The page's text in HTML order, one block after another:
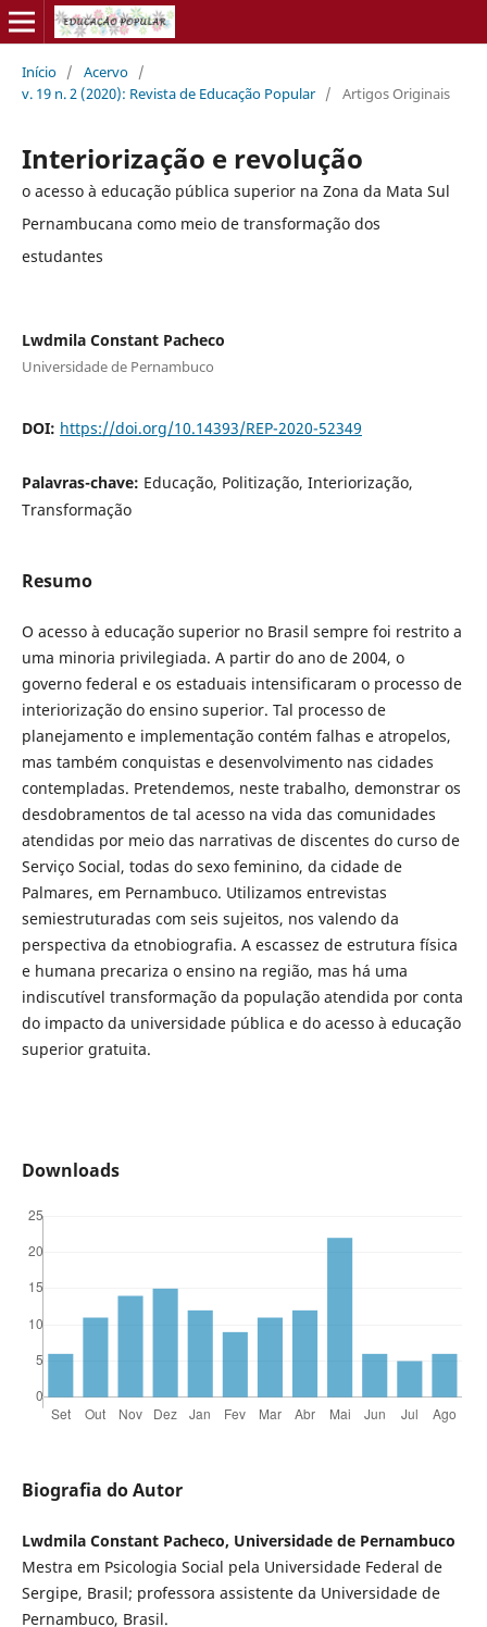
Início / Acervo /
v. 19 n. 2 (2020): Revista de Educação Popular / Artigos Originais
Interiorização e revolução
o acesso à educação pública superior na Zona da Mata Sul
Pernambucana como meio de transformação dos
estudantes
Lwdmila Constant Pacheco
Universidade de Pernambuco
DOI: https://doi.org/10.14393/REP-2020-52349
Palavras-chave: Educação, Politização, Interiorização,
Transformação
Resumo
O acesso à educação superior no Brasil sempre foi restrito a
uma minoria privilegiada. A partir do ano de 2004, o
governo federal e os estaduais intensificaram o processo de
interiorização do ensino superior. Tal processo de
planejamento e implementação contém falhas e atropelos,
mas também conquistas e desenvolvimento nas cidades
contempladas. Pretendemos, neste trabalho, demonstrar os
desdobramentos de tal acesso na vida das comunidades
atendidas por meio das narrativas de discentes do curso de
Serviço Social, todas do sexo feminino, da cidade de
Palmares, em Pernambuco. Utilizamos entrevistas
semiestruturadas com seis sujeitos, nos valendo da
perspectiva da etnobiografia. A escassez de estrutura física
e humana precariza o ensino na região, mas há uma
indiscutível transformação da população atendida por conta
do impacto da universidade pública e do acesso à educação
superior gratuita.
Downloads
Biografia do Autor
Lwdmila Constant Pacheco, Universidade de Pernambuco
Mestra em Psicologia Social pela Universidade Federal de
Sergipe, Brasil; professora assistente da Universidade de
Pernambuco, Brasil.